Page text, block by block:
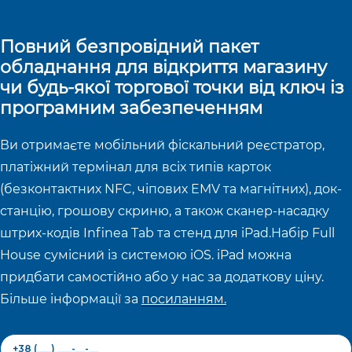
Повний безпровідний пакет
обладнання для відкриття магазину
чи будь-якої торгової точки від ключ із
програмним забезпеченням
Ви отримаєте мобільний фіскальний реєстратор,
платіжний термінал для всіх типів карток
(безконтактних NFC, чіпових EMV та магнітних), док-
станцію, грошову скриню, а також сканер-насадку
штрих-кодів Infinea Tab та стенд для iPad.Набір Full
House сумісний із системою iOS. iPad можна
придбати самостійно або у нас за додаткову ціну.
Більше інформації за посиланням.